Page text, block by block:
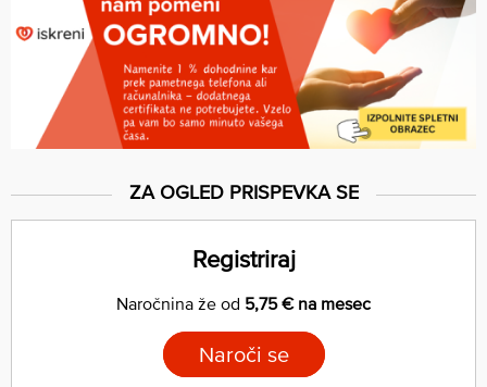
ZA OGLED PRISPEVKA SE
Registriraj
Naročnina že od 5,75 € na mesec
Naroči se